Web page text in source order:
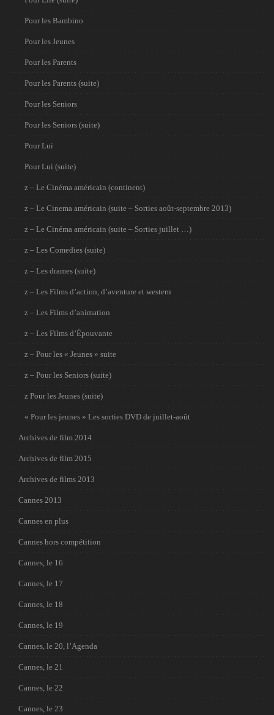
Pour les Bambino
Pour les Jeunes
Pour les Parents
Pour les Parents (suite)
Pour les Seniors
Pour les Seniors (suite)
Pour Lui
Pour Lui (suite)
z – Le Cinéma américain (continent)
z – Le Cinema américain (suite – Sorties août-septembre 2013)
z – Le Cinéma américain (suite – Sorties juillet …)
z – Les Comedies (suite)
z – Les drames (suite)
z – Les Films d’action, d’aventure et western
z – Les Films d’animation
z – Les Films d’Épouvante
z – Pour les « Jeunes » suite
z – Pour les Seniors (suite)
z Pour les Jeunes (suite)
« Pour les jeunes » Les sorties DVD de juillet-août
Archives de film 2014
Archives de film 2015
Archives de films 2013
Cannes 2013
Cannes en plus
Cannes hors compétition
Cannes, le 16
Cannes, le 17
Cannes, le 18
Cannes, le 19
Cannes, le 20, l’Agenda
Cannes, le 21
Cannes, le 22
Cannes, le 23